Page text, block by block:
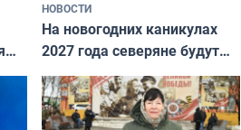
НОВОСТИ
На новогодних каникулах
2027 года северяне будут
отдыхать 11 дней